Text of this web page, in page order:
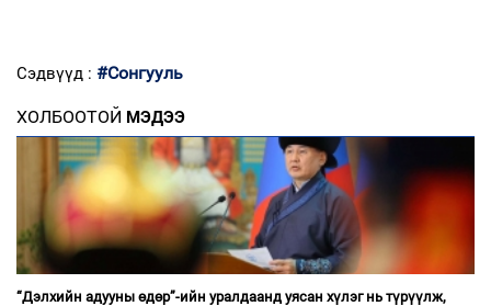
Сэдвүүд : #Сонгууль
ХОЛБООТОЙ МЭДЭЭ
“Дэлхийн адууны өдөр”-ийн уралдаанд уясан хүлэг нь түрүүлж,